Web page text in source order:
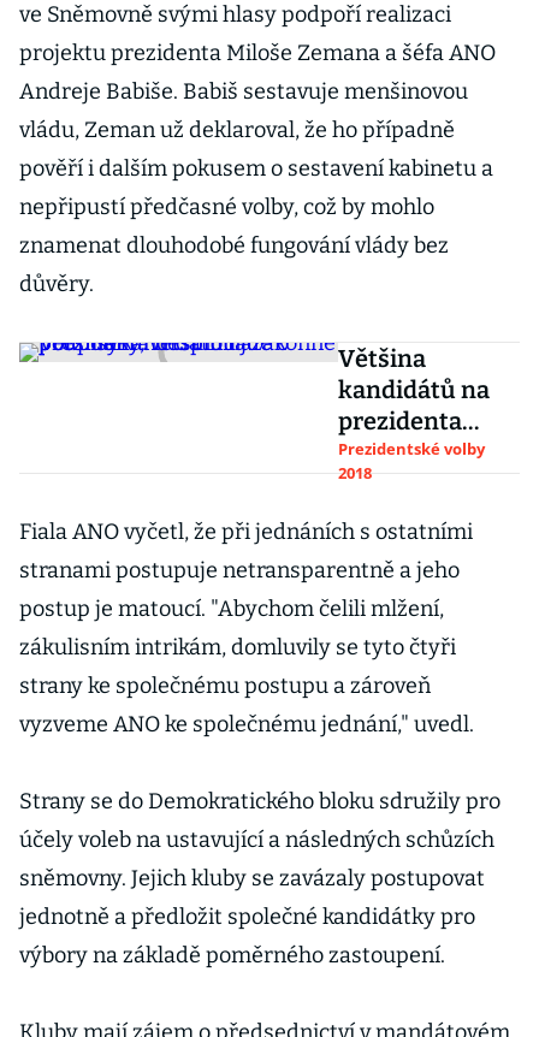
ve Sněmovně svými hlasy podpoří realizaci
projektu prezidenta Miloše Zemana a šéfa ANO
Andreje Babiše. Babiš sestavuje menšinovou
vládu, Zeman už deklaroval, že ho případně
pověří i dalším pokusem o sestavení kabinetu a
nepřipustí předčasné volby, což by mohlo
znamenat dlouhodobé fungování vlády bez
důvěry.
Většina
kandidátů na
prezidenta
nesplnila
zákonné
podmínky,
většinou jde o
podpisy
Prezidentské volby
2018
Fiala ANO vyčetl, že při jednáních s ostatními
stranami postupuje netransparentně a jeho
postup je matoucí. "Abychom čelili mlžení,
zákulisním intrikám, domluvily se tyto čtyři
strany ke společnému postupu a zároveň
vyzveme ANO ke společnému jednání," uvedl.
Strany se do Demokratického bloku sdružily pro
účely voleb na ustavující a následných schůzích
sněmovny. Jejich kluby se zavázaly postupovat
jednotně a předložit společné kandidátky pro
výbory na základě poměrného zastoupení.